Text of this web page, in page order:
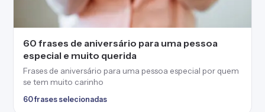
60 frases de aniversário para uma pessoa
especial e muito querida
Frases de aniversário para uma pessoa especial por quem
se tem muito carinho
60 frases selecionadas